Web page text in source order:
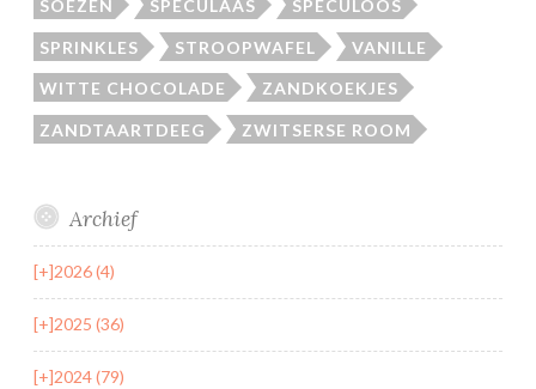
SOEZEN SPECULAAS SPECULOOS
SPRINKLES STROOPWAFEL VANILLE
WITTE CHOCOLADE ZANDKOEKJES
ZANDTAARTDEEG ZWITSERSE ROOM
Archief
[+]2026 (4)
[+]2025 (36)
[+]2024 (79)